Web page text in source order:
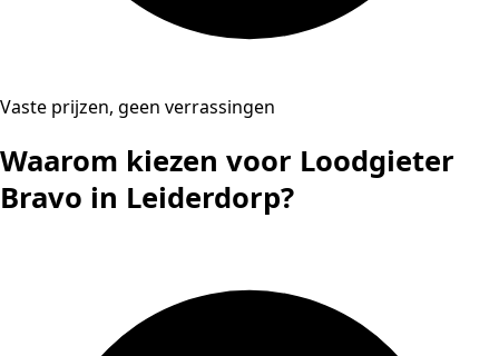
Vaste prijzen, geen verrassingen
Waarom kiezen voor Loodgieter
Bravo in Leiderdorp?